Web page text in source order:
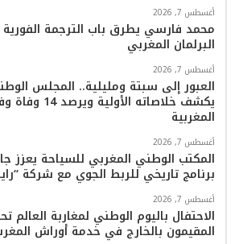
م
أغسطس 7, 2026
محمد فارسي يطرق باب الترجمة الفورية
البرلمان المغربي
أغسطس 7, 2026
العبور إلى سبتة ومليلية.. المجلس
يكشف خلاصاته
المغربية
أغسطس 7, 2026
المكتب الوطني المغربي للسياحة يعزز
برنامج تاريخي للربط الجوي مع شركة
أغسطس 7, 2026
الاحتفال باليوم الوطني لمغاربة العالم
المقيمون بالخارج في خدمة أوراش المغرب